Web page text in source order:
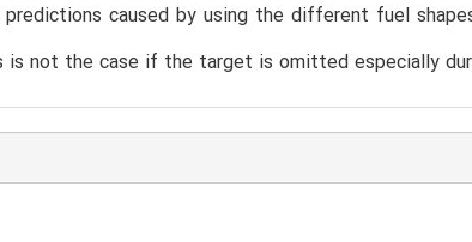
caused by using the different fuel
is not the case if the target is omitted especially